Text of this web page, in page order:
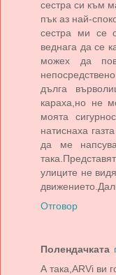
сестра си към
пък аз най-
сестра ми се
веднага да се
можех да
дълга
караха,но не
моята
натиснаха
да ме
улиците не
Отговор
Полендачката
А така,ARVi ви